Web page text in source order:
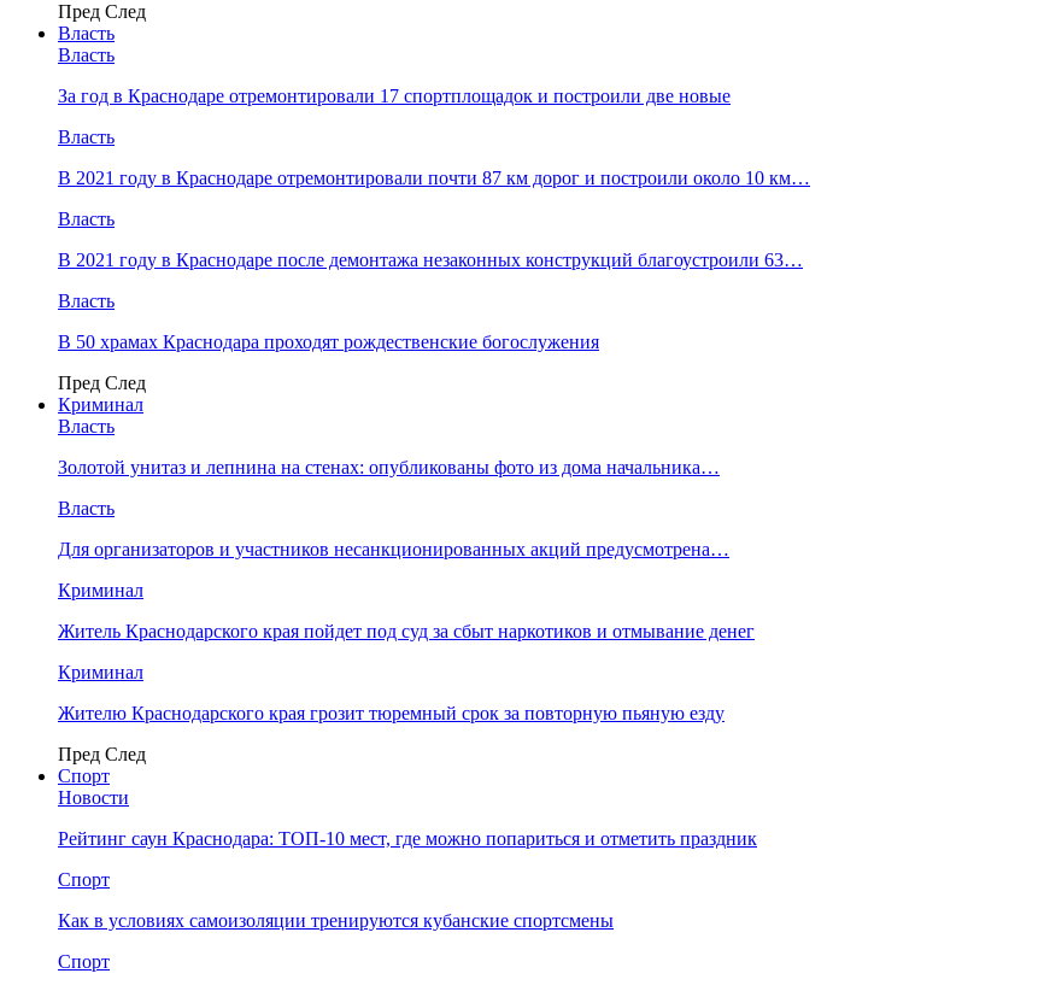
Пред След
Власть
Власть
За год в Краснодаре отремонтировали 17 спортплощадок и построили две новые
Власть
В 2021 году в Краснодаре отремонтировали почти 87 км дорог и построили около 10 км…
Власть
В 2021 году в Краснодаре после демонтажа незаконных конструкций благоустроили 63…
Власть
В 50 храмах Краснодара проходят рождественские богослужения
Пред След
Криминал
Власть
​Золотой унитаз и лепнина на стенах: опубликованы фото из дома начальника…
Власть
Для организаторов и участников несанкционированных акций предусмотрена…
Криминал
Житель Краснодарского края пойдет под суд за сбыт наркотиков и отмывание денег
Криминал
Жителю Краснодарского края грозит тюремный срок за повторную пьяную езду
Пред След
Спорт
Новости
Рейтинг саун Краснодара: ТОП-10 мест, где можно попариться и отметить праздник
Спорт
Как в условиях самоизоляции тренируются кубанские спортсмены
Спорт